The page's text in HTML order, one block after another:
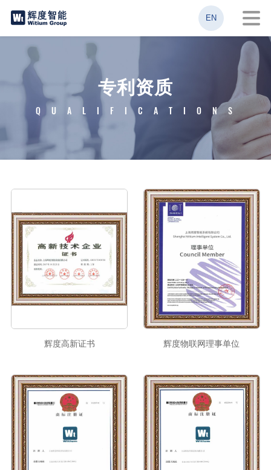
EN
专利资质
QUALIFICATIONS
辉度高新证书 辉度物联网理事单位